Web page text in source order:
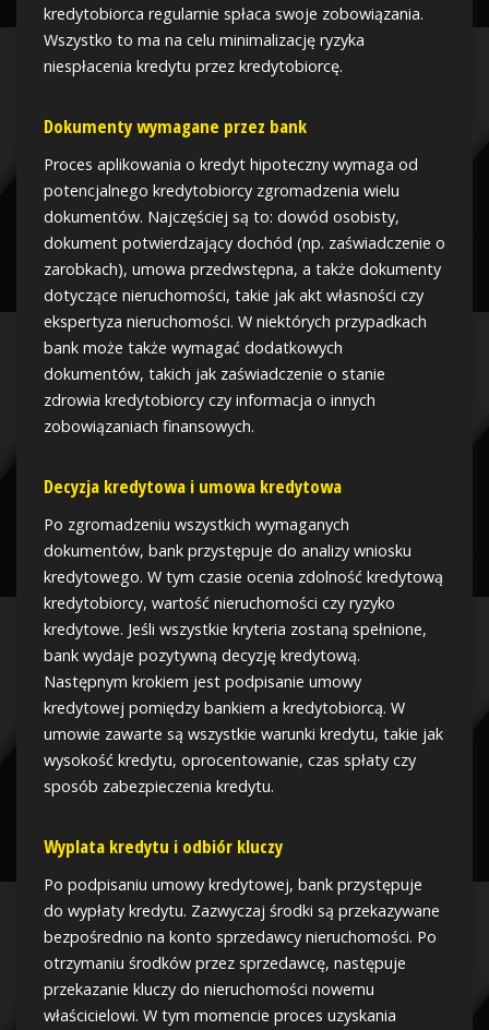
kredytobiorca regularnie spłaca swoje zobowiązania.
Wszystko to ma na celu minimalizację ryzyka
niespłacenia kredytu przez kredytobiorcę.
Dokumenty wymagane przez bank
Proces aplikowania o kredyt hipoteczny wymaga od
potencjalnego kredytobiorcy zgromadzenia wielu
dokumentów. Najczęściej są to: dowód osobisty,
dokument potwierdzający dochód (np. zaświadczenie o
zarobkach), umowa przedwstępna, a także dokumenty
dotyczące nieruchomości, takie jak akt własności czy
ekspertyza nieruchomości. W niektórych przypadkach
bank może także wymagać dodatkowych
dokumentów, takich jak zaświadczenie o stanie
zdrowia kredytobiorcy czy informacja o innych
zobowiązaniach finansowych.
Decyzja kredytowa i umowa kredytowa
Po zgromadzeniu wszystkich wymaganych
dokumentów, bank przystępuje do analizy wniosku
kredytowego. W tym czasie ocenia zdolność kredytową
kredytobiorcy, wartość nieruchomości czy ryzyko
kredytowe. Jeśli wszystkie kryteria zostaną spełnione,
bank wydaje pozytywną decyzję kredytową.
Następnym krokiem jest podpisanie umowy
kredytowej pomiędzy bankiem a kredytobiorcą. W
umowie zawarte są wszystkie warunki kredytu, takie jak
wysokość kredytu, oprocentowanie, czas spłaty czy
sposób zabezpieczenia kredytu.
Wyplata kredytu i odbiór kluczy
Po podpisaniu umowy kredytowej, bank przystępuje
do wypłaty kredytu. Zazwyczaj środki są przekazywane
bezpośrednio na konto sprzedawcy nieruchomości. Po
otrzymaniu środków przez sprzedawcę, następuje
przekazanie kluczy do nieruchomości nowemu
właścicielowi. W tym momencie proces uzyskania